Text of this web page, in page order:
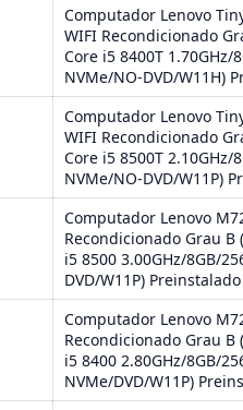
Computador Lenovo
WIFI Recondicionado
Core i5 8400T 1.70GHz/
NVMe/NO-DVD/W11H)
Computador Lenovo
WIFI Recondicionado
Core i5 8500T 2.10GHz/
NVMe/NO-DVD/W11P)
Computador Lenovo
Recondicionado Grau B
i5 8500 3.00GHz/8GB/
DVD/W11P) Preinstalado
Computador Lenovo
Recondicionado Grau B
i5 8400 2.80GHz/8GB/
NVMe/DVD/W11P)